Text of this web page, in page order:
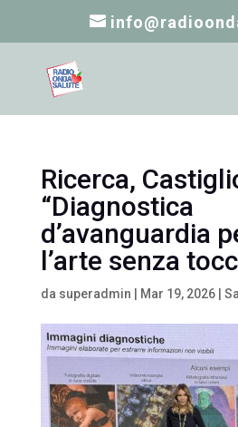
Ricerca,
“Diagnostica
d’avanguardia
l’arte senza
da superadmin Mar 19, 2026|